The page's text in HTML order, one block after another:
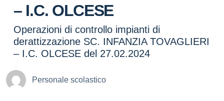
– I.C. OLCESE
Operazioni di controllo impianti di
derattizzazione SC. INFANZIA TOVAGLIERI
– I.C. OLCESE del 27.02.2024
Personale scolastico